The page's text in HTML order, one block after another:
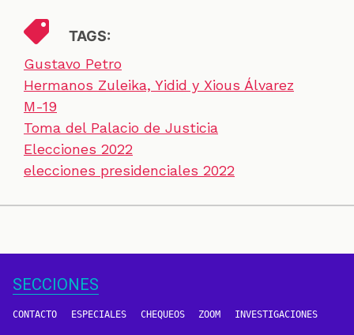
TAGS:
Gustavo Petro
Hermanos Zuleika, Yidid y Xious Álvarez
M-19
Toma del Palacio de Justicia
Elecciones 2022
elecciones presidenciales 2022
SECCIONES
CONTACTO ESPECIALES CHEQUEOS ZOOM INVESTIGACIONES